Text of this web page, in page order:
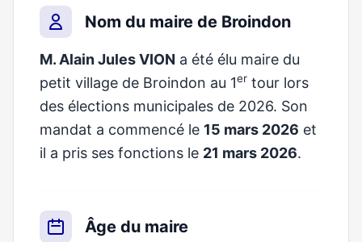
Nom du maire de Broindon
M. Alain Jules VION a été élu maire du
petit village de Broindon au 1er tour lors
des élections municipales de 2026. Son
mandat a commencé le 15 mars 2026 et
il a pris ses fonctions le 21 mars 2026.
Âge du maire